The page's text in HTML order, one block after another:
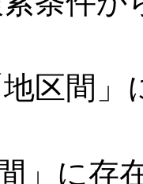
地区間
」に存